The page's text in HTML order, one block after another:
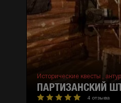
Исторические квесты ,
ПАРТИЗАНСКИЙ
4 отзыва